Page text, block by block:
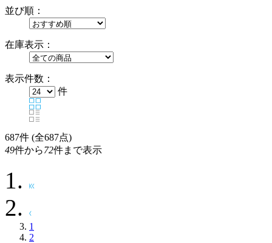
並び順：
在庫表示：
表示件数：
件
687件 (全687点)
49件から72件まで表示
1
2